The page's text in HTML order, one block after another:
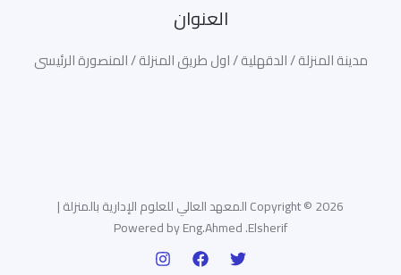
العنوان
مدينة المنزلة / الدقهلية / اول طريق المنزلة / المنصورة الرئيسى
Copyright © 2026 المعهد العالي للعلوم الإدارية بالمنزلة |
Powered by Eng.Ahmed .Elsherif